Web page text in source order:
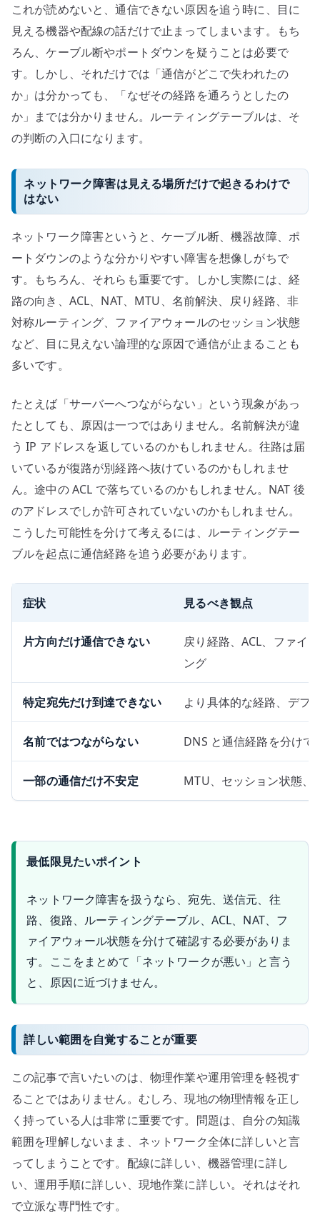
これが読めないと、通信できない原因を追う時に、目に
見える機器や配線の話だけで止まってしまいます。もち
ろん、ケーブル断やポートダウンを疑うことは必要で
す。しかし、それだけでは「通信がどこで失われたの
か」は分かっても、「なぜその経路を通ろうとしたの
か」までは分かりません。ルーティングテーブルは、そ
の判断の入口になります。
ネットワーク障害は見える場所だけで起きるわけで
はない
ネットワーク障害というと、ケーブル断、機器故障、ポ
ートダウンのような分かりやすい障害を想像しがちで
す。もちろん、それらも重要です。しかし実際には、経
路の向き、ACL、NAT、MTU、名前解決、戻り経路、非
対称ルーティング、ファイアウォールのセッション状態
など、目に見えない論理的な原因で通信が止まることも
多いです。
たとえば「サーバーへつながらない」という現象があっ
たとしても、原因は一つではありません。名前解決が違
う IP アドレスを返しているのかもしれません。往路は届
いているが復路が別経路へ抜けているのかもしれませ
ん。途中の ACL で落ちているのかもしれません。NAT 後
のアドレスでしか許可されていないのかもしれません。
こうした可能性を分けて考えるには、ルーティングテー
ブルを起点に通信経路を追う必要があります。
症状 見るべき観点
片方向だけ通信できない
戻り経路、ACL、ファイ
ング
特定宛先だけ到達できない より具体的な経路、デフ
名前ではつながらない DNS と通信経路を分けて
一部の通信だけ不安定 MTU、セッション状態、
最低限見たいポイント
ネットワーク障害を扱うなら、宛先、送信元、往
路、復路、ルーティングテーブル、ACL、NAT、フ
ァイアウォール状態を分けて確認する必要がありま
す。ここをまとめて「ネットワークが悪い」と言う
と、原因に近づけません。
詳しい範囲を自覚することが重要
この記事で言いたいのは、物理作業や運用管理を軽視す
ることではありません。むしろ、現地の物理情報を正し
く持っている人は非常に重要です。問題は、自分の知識
範囲を理解しないまま、ネットワーク全体に詳しいと言
ってしまうことです。配線に詳しい、機器管理に詳し
い、運用手順に詳しい、現地作業に詳しい。それはそれ
で立派な専門性です。